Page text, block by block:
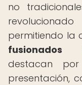
no
permitiendo la
fusionados
destacan
presentación,